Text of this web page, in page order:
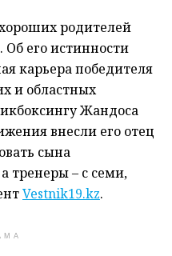
родителей
его истинности
карьера победителя
и областных
Жандоса
внесли его отец
сына
тренеры – с семи,
Vestnik19.kz.